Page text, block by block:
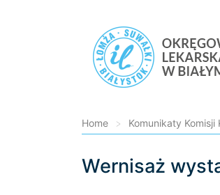
Home > Komunikaty Komisji
Wernisaż